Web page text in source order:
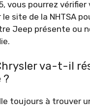
vous pourrez vérifier
le site de la NHTSA
Jeep présente ou
va-t-il
?
toujours à trouver